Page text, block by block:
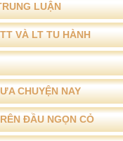
LUẬN
VÀ LT TU HÀNH
CHUYỆN NAY
ĐẦU NGỌN CỎ